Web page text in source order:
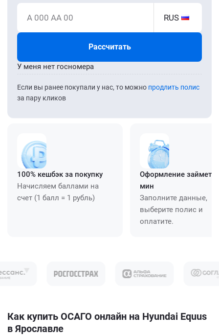
А 000 АА 00 RUS
Рассчитать
Если вы ранее покупали у нас, то можно продлить полис
за пару кликов
У меня нет госномера
100% кешбэк за покупку
Начисляем баллами на
счет (1 балл = 1 рубль)
Оформление займет
мин
Заполните данные,
выберите полис и
оплатите.
Как купить ОСАГО онлайн на Hyundai Equus
в Ярославле